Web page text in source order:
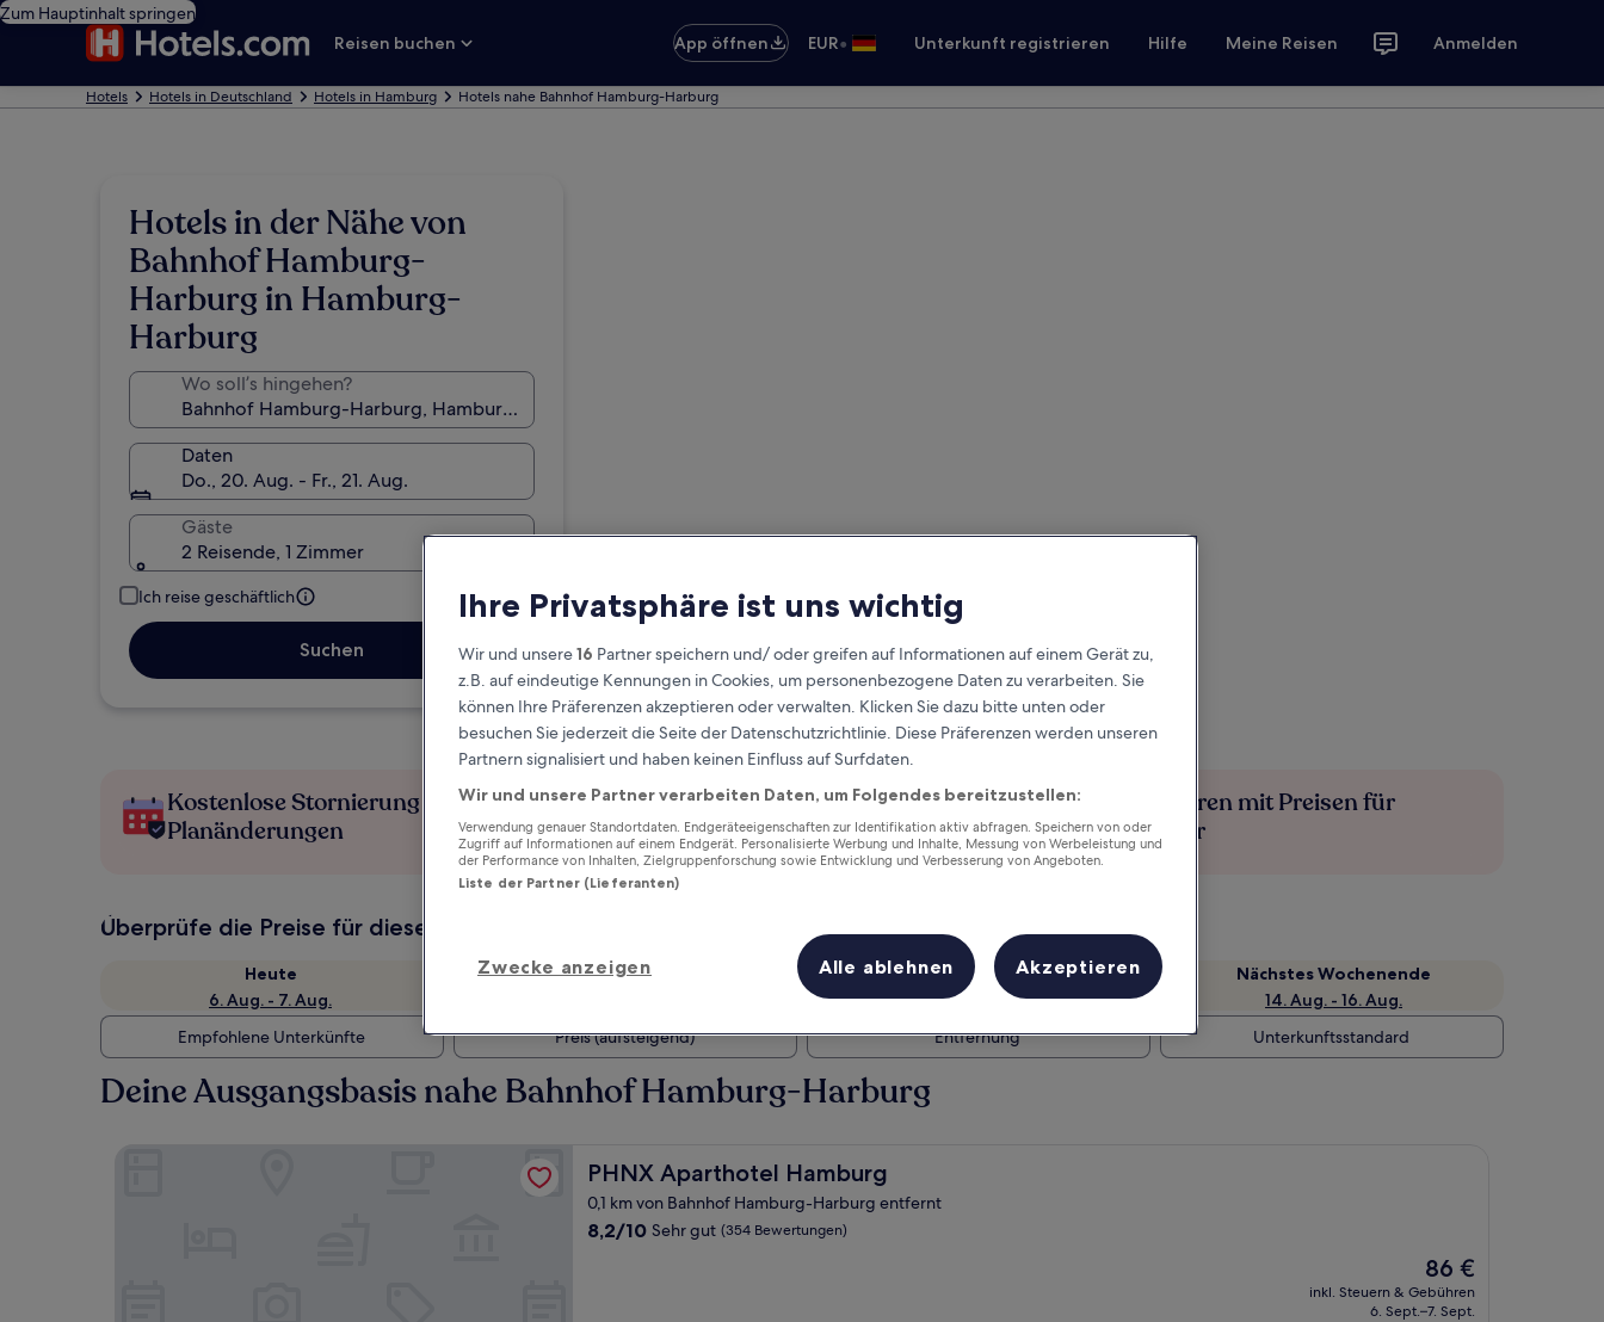
Zum Hauptinhalt springen
Reisen buchen
App öffnen EUR• Unterkunft registrieren Hilfe Meine Reisen Anmelden
Hotels Hotels in Deutschland Hotels in Hamburg Hotels nahe Bahnhof Hamburg-Harburg
Hotels in der Nähe von
Bahnhof Hamburg-
Harburg in Hamburg-
Harburg
Wo soll’s hingehen?
Daten
Do., 20. Aug. - Fr., 21. Aug.
Gäste
2 Reisende, 1 Zimmer
Ich reise geschäftlich
Suchen
Kostenlose Stornierung bei
Planänderungen
Verdiene Prämien für jede
wahrgenommene Übernachtung
Mehr sparen mit Preisen für
Mitglieder
Überprüfe die Preise für diese Daten
Heute
6. Aug. - 7. Aug.
Morgen
Dieses Wochenende
7. Aug. - 9. Aug.
Nächstes Wochenende
14. Aug. - 16. Aug.
Empfohlene Unterkünfte
Preis (aufsteigend) Entfernung Unterkunftsstandard
Deine Ausgangsbasis nahe Bahnhof Hamburg-Harburg
PHNX Aparthotel Hamburg
PHNX Aparthotel Hamburg
0,1 km von Bahnhof Hamburg-Harburg entfernt
8.2
8,2/10 Sehr gut (354 Bewertungen)
Der
Preis
beträgt
86 €
inkl. Steuern & Gebühren
6. Sept.–7. Sept.
Ihre Privatsphäre ist uns wichtig
Wir und unsere16 Partner speichern und/ oder greifen auf Informationen auf einem Gerät zu,
z.B. auf eindeutige Kennungen in Cookies, um personenbezogene Daten zu verarbeiten. Sie
können Ihre Präferenzen akzeptieren oder verwalten. Klicken Sie dazu bitte unten oder
besuchen Sie jederzeit die Seite der Datenschutzrichtlinie. Diese Präferenzen werden unseren
Partnern signalisiert und haben keinen Einfluss auf Surfdaten.
Wir und unsere Partner verarbeiten Daten, um Folgendes bereitzustellen:
Verwendung genauer Standortdaten. Endgeräteeigenschaften zur Identifikation aktiv abfragen. Speichern von oder
Zugriff auf Informationen auf einem Endgerät. Personalisierte Werbung und Inhalte, Messung von Werbeleistung und
der Performance von Inhalten, Zielgruppenforschung sowie Entwicklung und Verbesserung von Angeboten.
Liste der Partner (Lieferanten)
Zwecke anzeigen Alle ablehnen Akzeptieren